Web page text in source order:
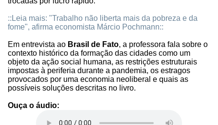
::Leia mais: "Trabalho não liberta mais da pobreza e da
fome", afirma economista Márcio Pochmann::
Em entrevista ao Brasil de Fato, a professora fala sobre o
contexto histórico da formação das cidades como um
objeto da ação social humana, as restrições estruturais
impostas à periferia durante a pandemia, os estragos
provocados por uma economia neoliberal e quais as
possíveis soluções descritas no livro.
Ouça o áudio: